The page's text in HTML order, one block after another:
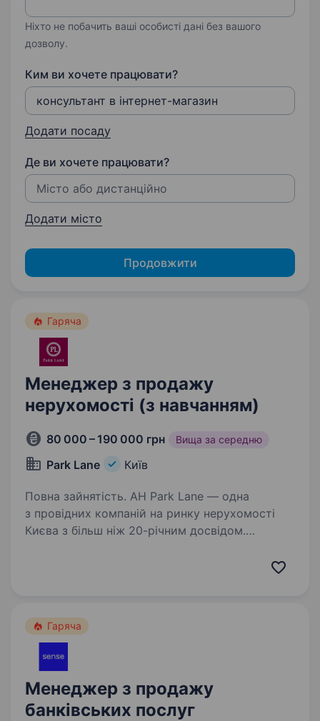
Ніхто не побачить ваші особисті дані без вашого
дозволу.
Ким ви хочете працювати?
Додати посаду
Де ви хочете працювати?
Додати місто
Продовжити
Гаряча
Менеджер з продажу
нерухомості (з навчанням)
80 000 – 190 000 грн Вища за середню
Park Lane Київ
Повна зайнятість. АН Park Lane — одна
з провідних компаній на ринку нерухомості
Києва з більш ніж 20-річним досвідом.
у сфері нерухомості та маємо 3 сучасні офіси
Гаряча
Менеджер з продажу
банківських послуг